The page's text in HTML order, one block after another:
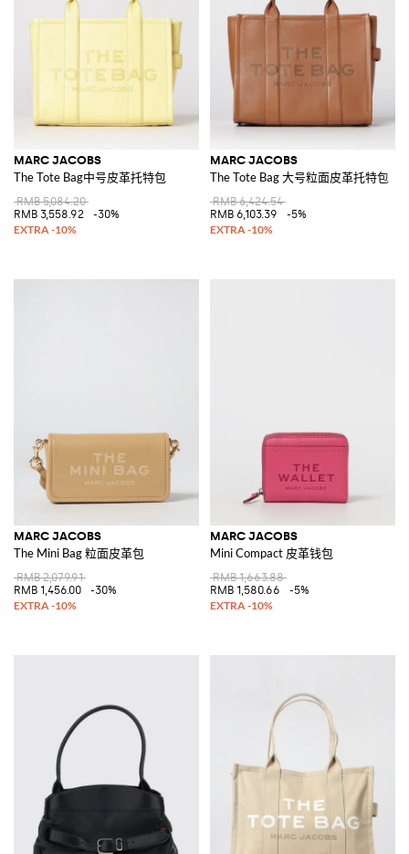
MARC JACOBS
The Tote Bag中号皮革托特包
RMB 5,084.20
RMB 3,558.92
-30%
MARC JACOBS
The Tote Bag 大号粒面皮革托特包
RMB 6,424.54
RMB 6,103.39
-5%
MARC JACOBS
The Mini Bag 粒面皮革包
RMB 2,079.91
RMB 1,456.00
-30%
MARC JACOBS
Mini Compact 皮革钱包
RMB 1,663.88
RMB 1,580.66
-5%